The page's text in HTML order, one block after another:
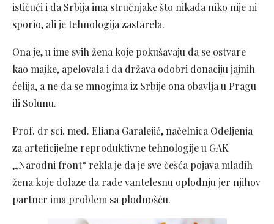
ističući i da Srbija ima stručnjake što nikada niko nije ni
sporio, ali je tehnologija zastarela.
Ona je, u ime svih žena koje pokušavaju da se ostvare
kao majke, apelovala i da država odobri donaciju jajnih
ćelija, a ne da se mnogima iz Srbije ona obavlja u Pragu
ili Solunu.
Prof. dr sci. med. Eliana Garalejić, načelnica Odeljenja
za arteficijelne reproduktivne tehnologije u GAK
„Narodni front“ rekla je da je sve češća pojava mladih
žena koje dolaze da rade vantelesnu oplodnju jer njihov
partner ima problem sa plodnošću.